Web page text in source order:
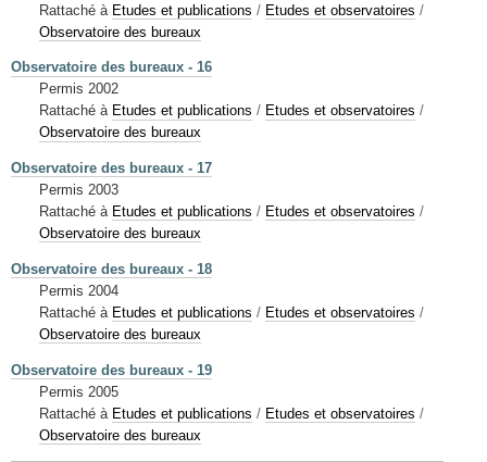
Rattaché à Etudes et publications / Etudes et observatoires /
Observatoire des bureaux
Observatoire des bureaux - 16
Permis 2002
Rattaché à Etudes et publications / Etudes et observatoires /
Observatoire des bureaux
Observatoire des bureaux - 17
Permis 2003
Rattaché à Etudes et publications / Etudes et observatoires /
Observatoire des bureaux
Observatoire des bureaux - 18
Permis 2004
Rattaché à Etudes et publications / Etudes et observatoires /
Observatoire des bureaux
Observatoire des bureaux - 19
Permis 2005
Rattaché à Etudes et publications / Etudes et observatoires /
Observatoire des bureaux